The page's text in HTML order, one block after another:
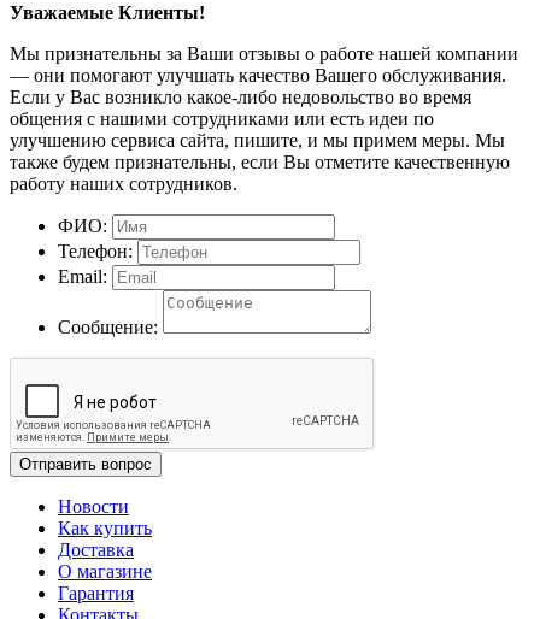
Уважаемые Клиенты!
Мы признательны за Ваши отзывы о работе нашей компании
— они помогают улучшать качество Вашего обслуживания.
Если у Вас возникло какое-либо недовольство во время
общения с нашими сотрудниками или есть идеи по
улучшению сервиса сайта, пишите, и мы примем меры. Мы
также будем признательны, если Вы отметите качественную
работу наших сотрудников.
ФИО:
Телефон:
Email:
Сообщение:
Отправить вопрос
Новости
Как купить
Доставка
О магазине
Гарантия
Контакты